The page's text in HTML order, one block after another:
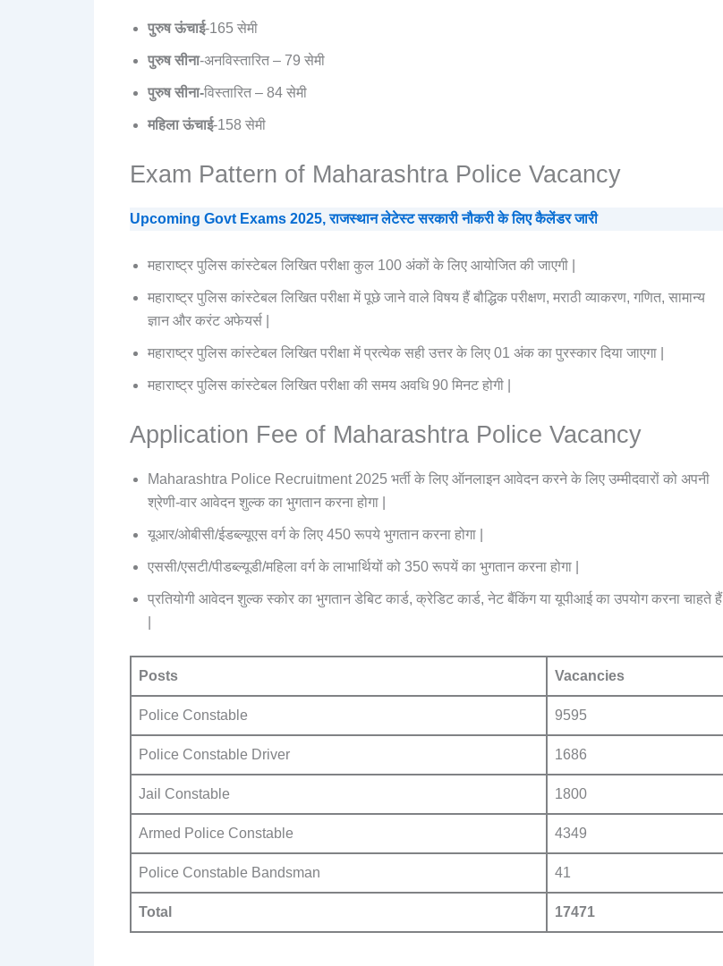
पुरुष ऊंचाई-165 सेमी
पुरुष सीना-अनविस्तारित – 79 सेमी
पुरुष सीना-विस्तारित – 84 सेमी
महिला ऊंचाई-158 सेमी
Exam Pattern of Maharashtra Police Vacancy
Upcoming Govt Exams 2025, राजस्थान लेटेस्ट सरकारी नौकरी के लिए कैलेंडर जारी
महाराष्ट्र पुलिस कांस्टेबल लिखित परीक्षा कुल 100 अंकों के लिए आयोजित की जाएगी |
महाराष्ट्र पुलिस कांस्टेबल लिखित परीक्षा में पूछे जाने वाले विषय हैं बौद्धिक परीक्षण, मराठी व्याकरण, गणित, सामान्य
ज्ञान और करंट अफेयर्स |
महाराष्ट्र पुलिस कांस्टेबल लिखित परीक्षा में प्रत्येक सही उत्तर के लिए 01 अंक का पुरस्कार दिया जाएगा |
महाराष्ट्र पुलिस कांस्टेबल लिखित परीक्षा की समय अवधि 90 मिनट होगी |
Application Fee of Maharashtra Police Vacancy
Maharashtra Police Recruitment 2025 भर्ती के लिए ऑनलाइन आवेदन करने के लिए उम्मीदवारों को अपनी
श्रेणी-वार आवेदन शुल्क का भुगतान करना होगा |
यूआर/ओबीसी/ईडब्ल्यूएस वर्ग के लिए 450 रूपये भुगतान करना होगा |
एससी/एसटी/पीडब्ल्यूडी/महिला वर्ग के लाभार्थियों को 350 रूपयें का भुगतान करना होगा |
प्रतियोगी आवेदन शुल्क स्कोर का भुगतान डेबिट कार्ड, क्रेडिट कार्ड, नेट बैंकिंग या यूपीआई का उपयोग करना चाहते हैं
Posts Vacancies
Police Constable 9595
Police Constable Driver 1686
Jail Constable 1800
Armed Police Constable 4349
Police Constable Bandsman 41
Total 17471